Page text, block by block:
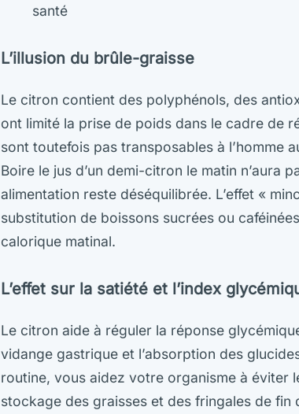
santé
L’illusion du brûle-graisse
Le citron contient des polyphénols, des
ont limité la prise de poids dans le cadre de
sont toutefois pas transposables à l’homme
Boire le jus d’un demi-citron le matin n’aura
alimentation reste déséquilibrée. L’effet «
substitution de boissons sucrées ou
calorique matinal.
L’effet sur la satiété et l’index
Le citron aide à réguler la réponse
vidange gastrique et l’absorption des
routine, vous aidez votre organisme à éviter
stockage des graisses et des fringales de fin